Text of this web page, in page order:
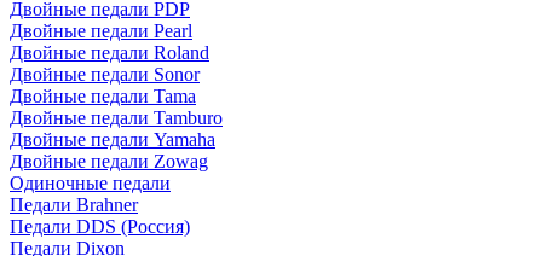
Двойные педали PDP
Двойные педали Pearl
Двойные педали Roland
Двойные педали Sonor
Двойные педали Tama
Двойные педали Tamburo
Двойные педали Yamaha
Двойные педали Zowag
Одиночные педали
Педали Brahner
Педали DDS (Россия)
Педали Dixon